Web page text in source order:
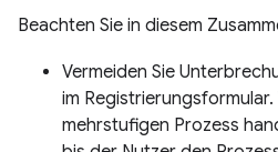
Beachten Sie in diesem
Vermeiden Sie
im
mehrstufigen Prozess